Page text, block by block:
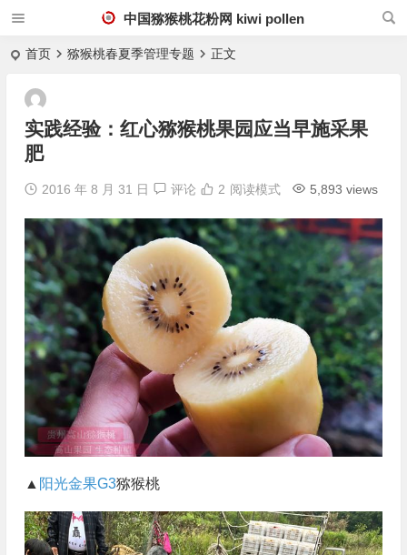
中国猕猴桃花粉网 kiwi pollen
首页 猕猴桃春夏季管理专题 正文
实践经验：红心猕猴桃果园应当早施采果
肥
2016 年 8 月 31 日 评论 5,893 views
2 阅读模式
▲ 阳光金果G3猕猴桃